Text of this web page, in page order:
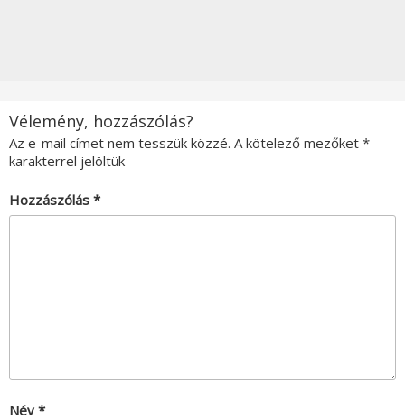
Vélemény, hozzászólás?
Az e-mail címet nem tesszük közzé. A kötelező mezőket *
karakterrel jelöltük
Hozzászólás *
Név *